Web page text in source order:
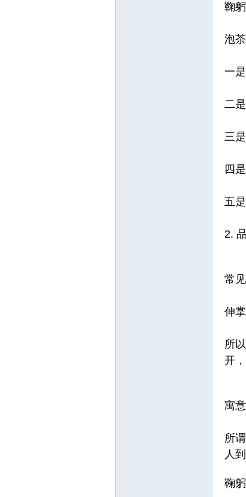
鞠
泡
一
二
三
四
五
2.
常
伸
所
开
寓
所谓
人
鞠